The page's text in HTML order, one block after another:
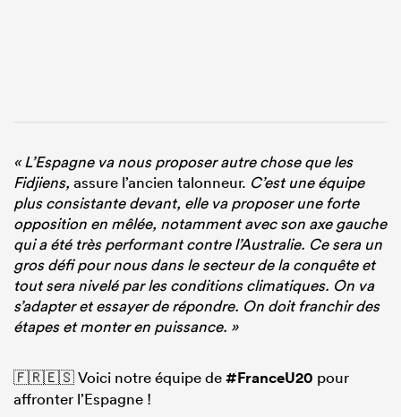
« L’Espagne va nous proposer autre chose que les
Fidjiens, assure l’ancien talonneur. C’est une équipe
plus consistante devant, elle va proposer une forte
opposition en mêlée, notamment avec son axe gauche
qui a été très performant contre l’Australie. Ce sera un
gros défi pour nous dans le secteur de la conquête et
tout sera nivelé par les conditions climatiques. On va
s’adapter et essayer de répondre. On doit franchir des
étapes et monter en puissance. »
🇫🇷🇪🇸 Voici notre équipe de#FranceU20 pour
affronter l’Espagne !